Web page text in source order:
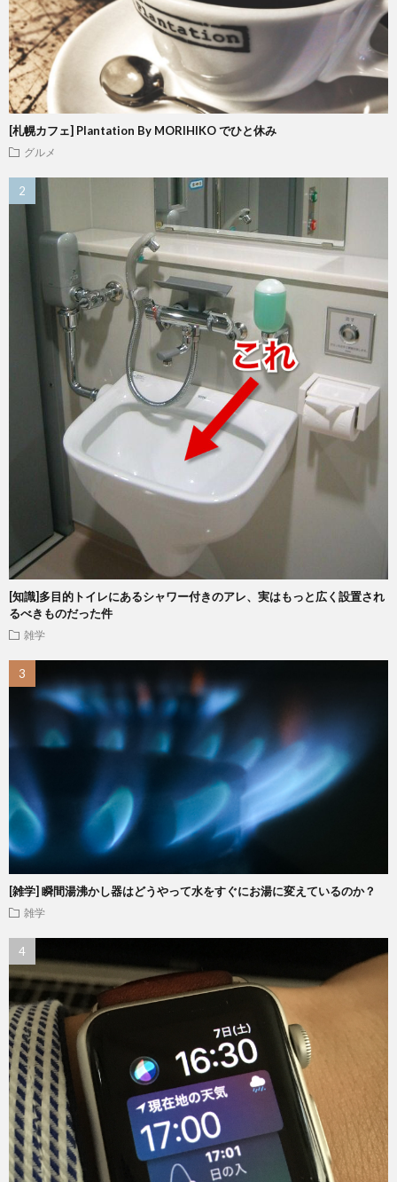
[札幌カフェ] Plantation By MORIHIKO でひと休み
グルメ
[知識]多目的トイレにあるシャワー付きのアレ、実はもっと広く設置され
るべきものだった件
雑学
[雑学] 瞬間湯沸かし器はどうやって水をすぐにお湯に変えているのか？
雑学